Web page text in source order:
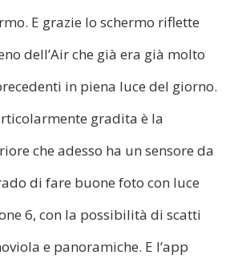
E grazie lo schermo riflette
dell’Air che già era già molto
in piena luce del giorno.
gradita è la
che adesso ha un sensore da
di fare buone foto con luce
6, con la possibilità di scatti
e panoramiche. E l’app